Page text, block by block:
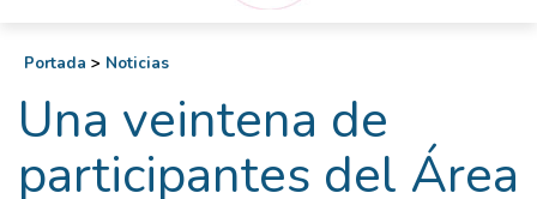
Portada > Noticias
Una veintena de
participantes del Área